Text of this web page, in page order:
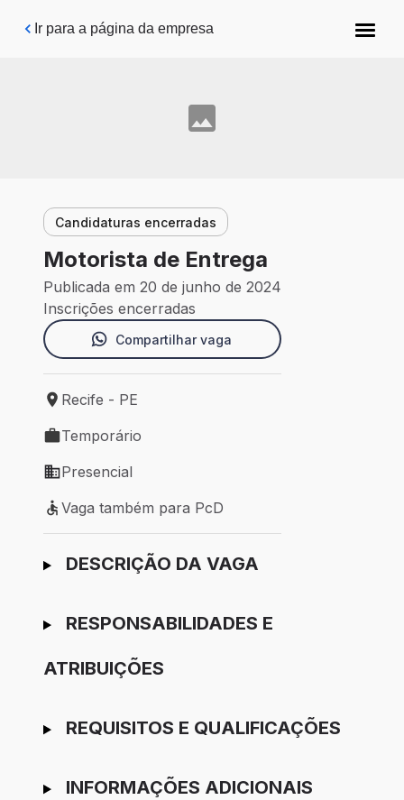
Pular para o conteúdo principal
Ir para a página da empresa
Candidaturas encerradas
Motorista de Entrega
Publicada em 20 de junho de 2024
Inscrições encerradas
Compartilhar vaga
Local de trabalho: Recife - PE
Recife - PE
Tipo de vaga: Temporário
Temporário
Modelo de trabalho: Presencial
Presencial
Vaga também para PcD
Vaga também para PcD
Ir para candidatura
DESCRIÇÃO DA VAGA
RESPONSABILIDADES E
ATRIBUIÇÕES
REQUISITOS E QUALIFICAÇÕES
INFORMAÇÕES ADICIONAIS